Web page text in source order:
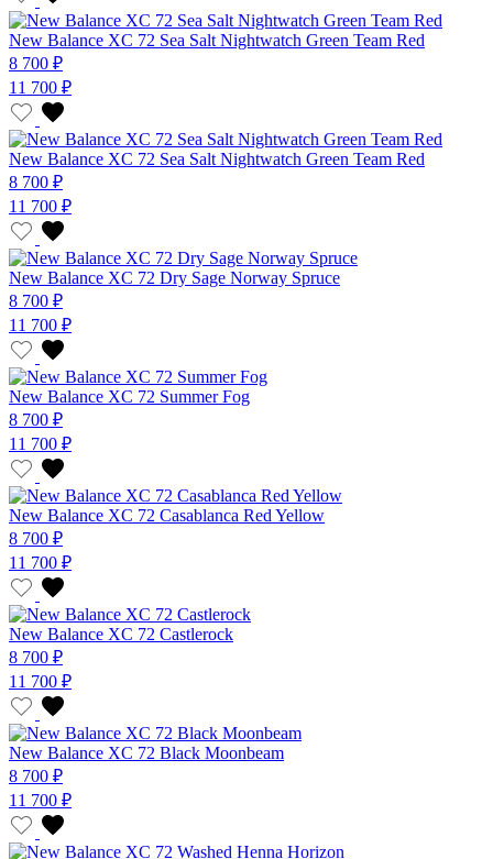
New Balance XC 72 Sea Salt Nightwatch Green Team Red
8 700 ₽
11 700 ₽
New Balance XC 72 Sea Salt Nightwatch Green Team Red
8 700 ₽
11 700 ₽
New Balance XC 72 Dry Sage Norway Spruce
8 700 ₽
11 700 ₽
New Balance XC 72 Summer Fog
8 700 ₽
11 700 ₽
New Balance XC 72 Casablanca Red Yellow
8 700 ₽
11 700 ₽
New Balance XC 72 Castlerock
8 700 ₽
11 700 ₽
New Balance XC 72 Black Moonbeam
8 700 ₽
11 700 ₽